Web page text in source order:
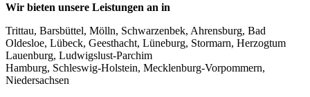
Wir bieten unsere Leistungen an in
Trittau, Barsbüttel, Mölln, Schwarzenbek, Ahrensburg, Bad
Oldesloe, Lübeck, Geesthacht, Lüneburg, Stormarn, Herzogtum
Lauenburg, Ludwigslust-Parchim
Hamburg, Schleswig-Holstein, Mecklenburg-Vorpommern,
Niedersachsen